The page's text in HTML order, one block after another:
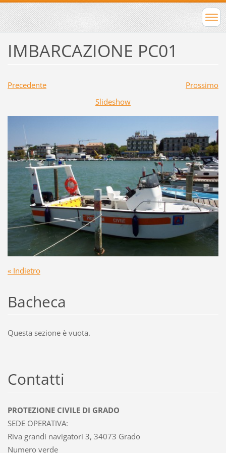
IMBARCAZIONE PC01
Precedente
Prossimo
Slideshow
« Indietro
Bacheca
Questa sezione è vuota.
Contatti
PROTEZIONE CIVILE DI GRADO
SEDE OPERATIVA:
Riva grandi navigatori 3, 34073 Grado
Numero verde